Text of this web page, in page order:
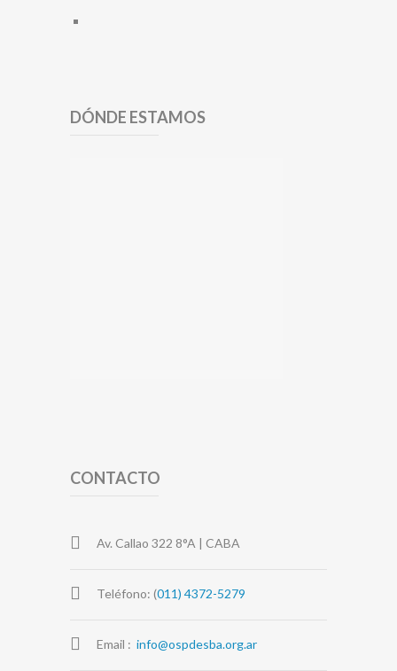
DÓNDE ESTAMOS
CONTACTO
Av. Callao 322 8°A | CABA
Teléfono: (011) 4372-5279
Email : info@ospdesba.org.ar